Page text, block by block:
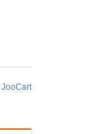
JooCart